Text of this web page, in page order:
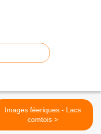
Images féeriques - Lacs
comtois >